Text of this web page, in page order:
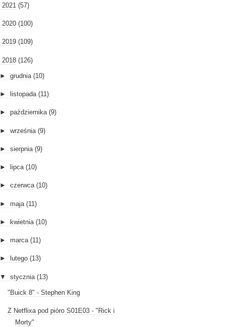
2021 (57)
2020 (100)
2019 (109)
2018 (126)
► grudnia (10)
► listopada (11)
► października (9)
► września (9)
► sierpnia (9)
► lipca (10)
► czerwca (10)
► maja (11)
► kwietnia (10)
► marca (11)
► lutego (13)
▼ stycznia (13)
"Buick 8" - Stephen King
Z Netflixa pod pióro S01E03 - "Rick i
Morty"